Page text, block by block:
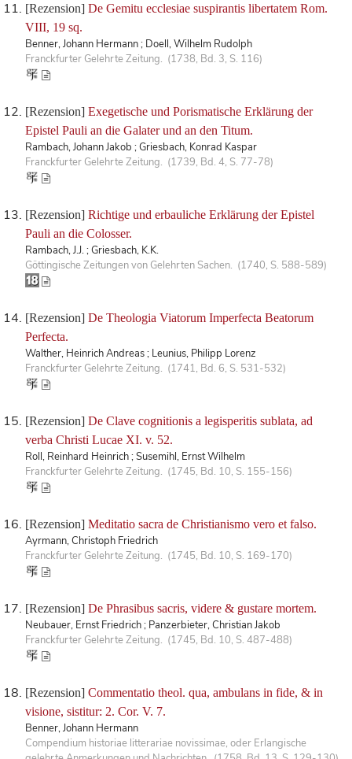
[Rezension] De Gemitu ecclesiae suspirantis libertatem Rom.
VIII, 19 sq.
Benner, Johann Hermann ; Doell, Wilhelm Rudolph
Franckfurter Gelehrte Zeitung. (1738, Bd. 3, S. 116)
[Rezension] Exegetische und Porismatische Erklärung der
Epistel Pauli an die Galater und an den Titum.
Rambach, Johann Jakob ; Griesbach, Konrad Kaspar
Franckfurter Gelehrte Zeitung. (1739, Bd. 4, S. 77-78)
[Rezension] Richtige und erbauliche Erklärung der Epistel
Pauli an die Colosser.
Rambach, J.J. ; Griesbach, K.K.
Göttingische Zeitungen von Gelehrten Sachen. (1740, S. 588-589)
[Rezension] De Theologia Viatorum Imperfecta Beatorum
Perfecta.
Walther, Heinrich Andreas ; Leunius, Philipp Lorenz
Franckfurter Gelehrte Zeitung. (1741, Bd. 6, S. 531-532)
[Rezension] De Clave cognitionis a legisperitis sublata, ad
verba Christi Lucae XI. v. 52.
Roll, Reinhard Heinrich ; Susemihl, Ernst Wilhelm
Franckfurter Gelehrte Zeitung. (1745, Bd. 10, S. 155-156)
[Rezension] Meditatio sacra de Christianismo vero et falso.
Ayrmann, Christoph Friedrich
Franckfurter Gelehrte Zeitung. (1745, Bd. 10, S. 169-170)
[Rezension] De Phrasibus sacris, videre & gustare mortem.
Neubauer, Ernst Friedrich ; Panzerbieter, Christian Jakob
Franckfurter Gelehrte Zeitung. (1745, Bd. 10, S. 487-488)
[Rezension] Commentatio theol. qua, ambulans in fide, & in
visione, sistitur: 2. Cor. V. 7.
Benner, Johann Hermann
Compendium historiae litterariae novissimae, oder Erlangische